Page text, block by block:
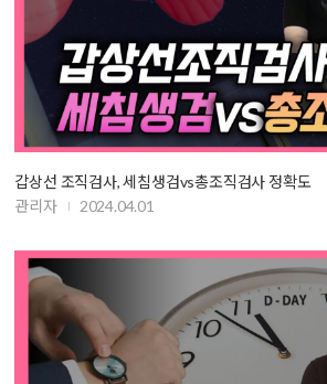
갑상선 조직검사, 세침생검vs총조직검사 정확도
관리자
2024.04.01